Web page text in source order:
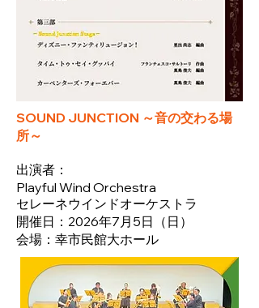
SOUND JUNCTION ～音の交わる場
所～
出演者：
Playful Wind Orchestra
セレーネウインドオーケストラ
​開催日：2026年7月5日 （ 日）
​会場：幸市民館大ホール